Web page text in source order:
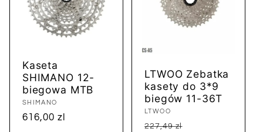
Kaseta
SHIMANO 12-
biegowa MTB
Dostawca:
SHIMANO
Cena
616,00 zl
LTWOO Zebatka
kasety do 3*9
biegów 11-36T
Dostawca:
LTWOO
Cena
227,49 zl